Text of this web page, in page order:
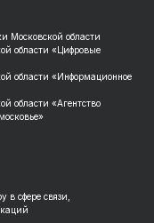
Московской области
области «Цифровые
области «Информационное
области «Агентство
в сфере связи,